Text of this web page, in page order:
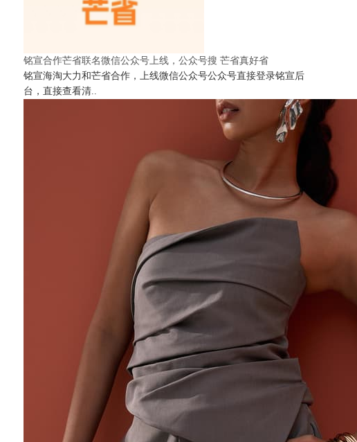
铭宣合作芒省联名微信公众号上线，公众号搜 芒省真好省
铭宣海淘大力和芒省合作，上线微信公众号公众号直接登录铭宣后
台，直接查看清..